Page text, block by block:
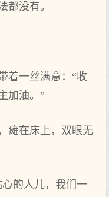
都没有。
着一丝满意：“收
加油。”
瘫在床上，双眼无
的人儿，我们一